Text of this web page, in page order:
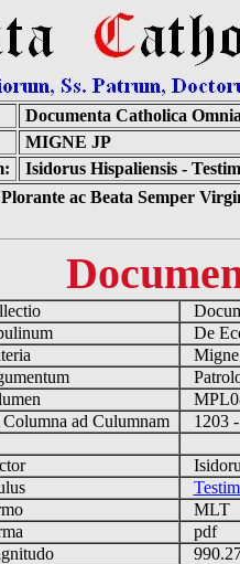
Documenta Catholica
MIGNE JP
Isidorus Hispaliensis -
ac Beata Semper
De
ad Culumnam
1203
MLT
pdf